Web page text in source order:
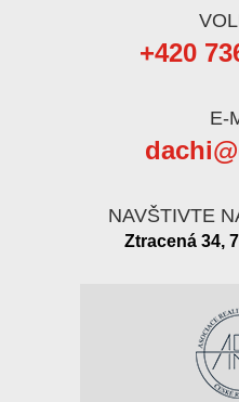
+420
E-
NAVŠTIVTE
Ztracená 34,